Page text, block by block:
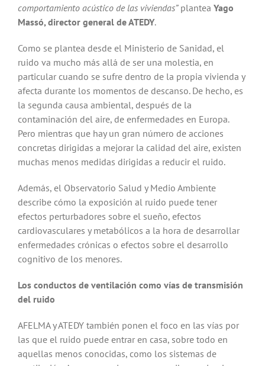
comportamiento acústico de las viviendas”plantea Yago
Massó, director general de ATEDY.
Como se plantea desde el Ministerio de Sanidad, el
ruido va mucho más allá de ser una molestia, en
particular cuando se sufre dentro de la propia vivienda y
afecta durante los momentos de descanso. De hecho, es
la segunda causa ambiental, después de la
contaminación del aire, de enfermedades en Europa.
Pero mientras que hay un gran número de acciones
concretas dirigidas a mejorar la calidad del aire, existen
muchas menos medidas dirigidas a reducir el ruido.
Además, el Observatorio Salud y Medio Ambiente
describe cómo la exposición al ruido puede tener
efectos perturbadores sobre el sueño, efectos
cardiovasculares y metabólicos a la hora de desarrollar
enfermedades crónicas o efectos sobre el desarrollo
cognitivo de los menores.
Los conductos de ventilación como vías de transmisión
del ruido
AFELMA y ATEDY también ponen el foco en las vías por
las que el ruido puede entrar en casa, sobre todo en
aquellas menos conocidas, como los sistemas de